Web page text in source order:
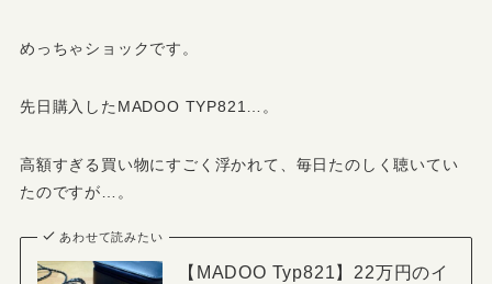
めっちゃショックです。
先日購入したMADOO TYP821…。
高額すぎる買い物にすごく浮かれて、毎日たのしく聴いてい
たのですが…。
あわせて読みたい
【MADOO Typ821】22万円のイ